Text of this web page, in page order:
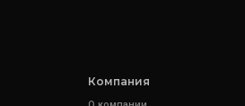
Компания